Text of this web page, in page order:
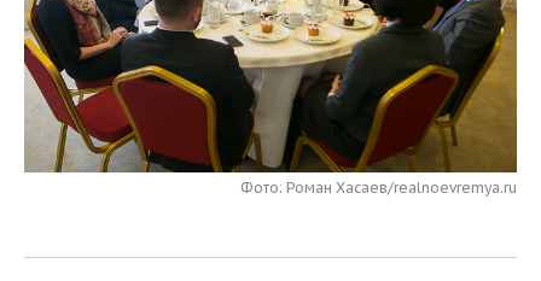
ОПК
ЭНЕРГЕТИКА
УСЛУГИ
МЕДИА
ТЕЛЕКОММУНИКАЦИИ
ВЫЕЗДНАЯ РЕДАКЦИЯ
БИЗНЕС-БРАНЧИ
ONLINE-КОНФЕРЕНЦИИ
НОВОСТИ СПОРТА
ФУТБОЛ
ХОККЕЙ
ОБЩЕСТВО
НОВОСТИ ОБЩЕСТВА
ВЛАСТЬ
ФОТОГАЛЕРЕЯ
СЮЖЕТЫ
Фото: Роман Хасаев/realnoevremya.ru